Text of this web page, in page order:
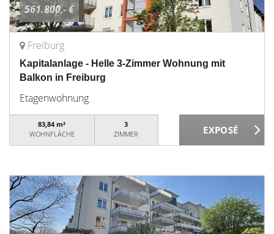
561.800,- €
Freiburg
Kapitalanlage - Helle 3-Zimmer Wohnung mit
Balkon in Freiburg
Etagenwohnung
83,84 m²
WOHNFLÄCHE
3
ZIMMER